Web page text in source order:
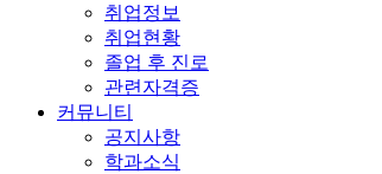
취업정보
취업현황
졸업 후 진로
관련자격증
커뮤니티
공지사항
학과소식